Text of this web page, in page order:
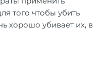
того чтобы убить
хорошо убивает их, в